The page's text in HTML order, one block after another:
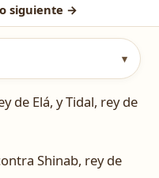
siguiente →
▾
de Elá, y Tidal, rey de
Shinab, rey de